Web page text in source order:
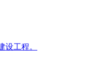
设工程。